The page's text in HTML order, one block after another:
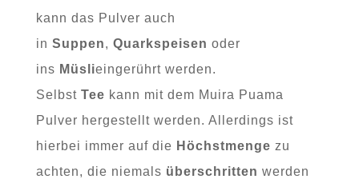
kann das Pulver auch
in Suppen, Quarkspeisen oder
ins Müslieingerührt werden.
Selbst Tee kann mit dem Muira Puama
Pulver hergestellt werden. Allerdings ist
hierbei immer auf die Höchstmenge zu
achten, die niemals überschritten werden